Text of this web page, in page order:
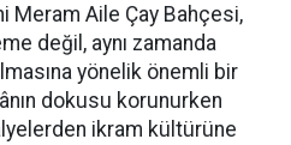
Meram Aile Çay Bahçesi,
değil, aynı zamanda
yönelik önemli bir
dokusu korunurken
ikram kültürüne